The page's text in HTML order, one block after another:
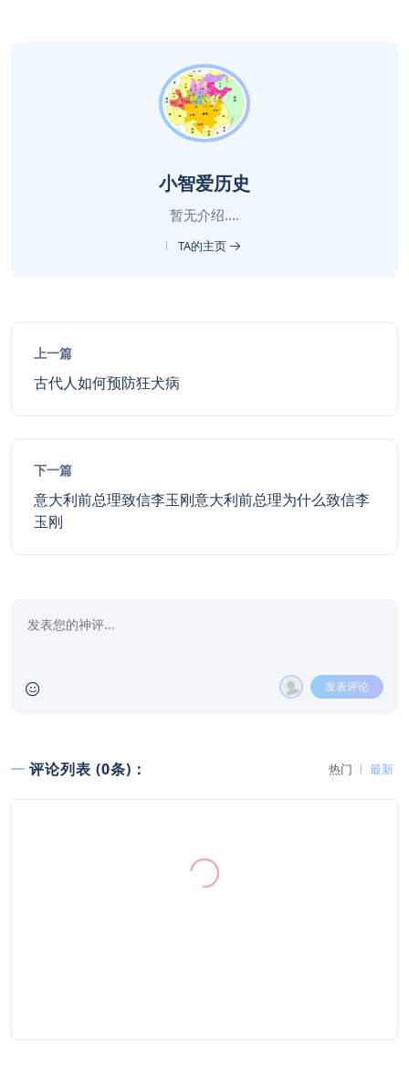
小智爱历史
暂无介绍....
TA的主页
上一篇
古代人如何预防狂犬病
下一篇
意大利前总理致信李玉刚意大利前总理为什么致信李
玉刚
发表评论
评论列表 (0条)： 热门 最新